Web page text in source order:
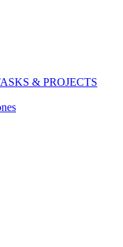
& PROJECTS